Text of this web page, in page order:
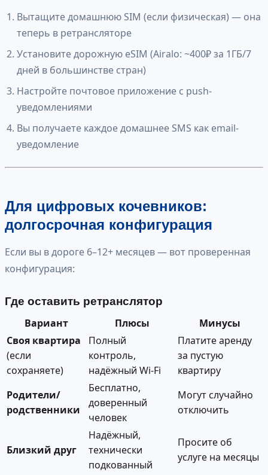
Вытащите домашнюю SIM (если физическая) — она
теперь в ретрансляторе
Установите дорожную eSIM (Airalo: ~400₽ за 1ГБ/7
дней в большинстве стран)
Настройте почтовое приложение с push-
уведомлениями
Вы получаете каждое домашнее SMS как email-
уведомление
Для цифровых кочевников:
долгосрочная конфигурация
Если вы в дороге 6–12+ месяцев — вот проверенная
конфигурация:
Где оставить ретранслятор
Вариант Плюсы
Минусы
Своя квартира
(если
сохраняете)
Полный
контроль,
надёжный Wi-Fi
Платите аренду
за пустую
квартиру
Родители/
родственники
Бесплатно,
доверенный
человек
Могут случайно
отключить
Близкий друг
Надёжный,
технически
подкованный
Просите об
услуге на месяцы